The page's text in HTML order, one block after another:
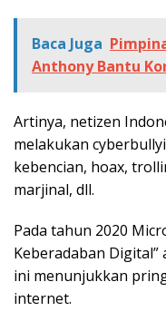
Baca Juga
Anthony Bantu
Artinya, netizen
melakukan
kebencian, hoax,
marjinal, dll.
Pada tahun 2020
Keberadaban Digital”
ini menunjukkan
internet.